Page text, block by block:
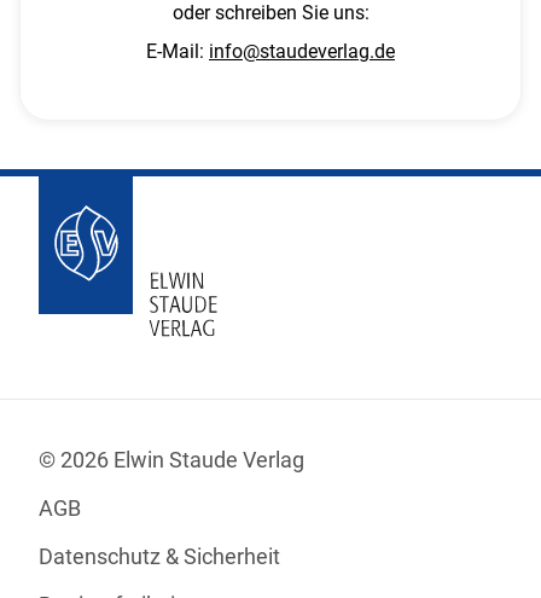
oder schreiben Sie uns:
E-Mail: info@staudeverlag.de
© 2026 Elwin Staude Verlag
AGB
Datenschutz & Sicherheit